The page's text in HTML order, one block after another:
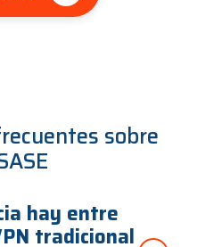
sobre
hay entre
tradicional